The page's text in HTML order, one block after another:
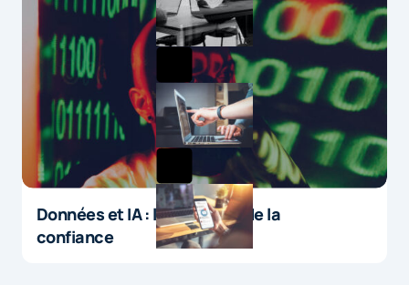
Données et IA : le paradoxe de la
confiance